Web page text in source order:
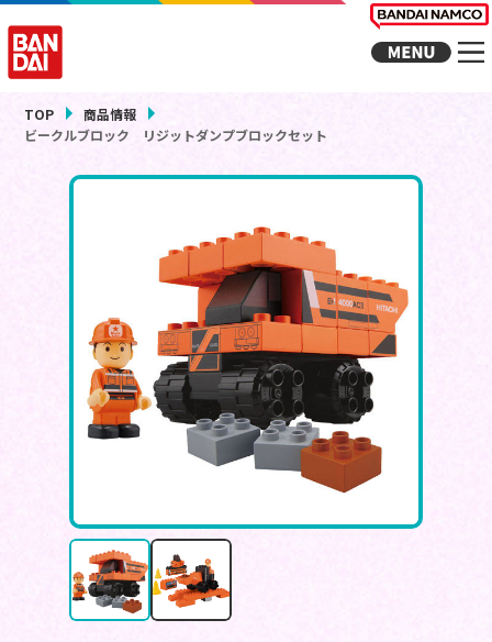
TOP
商品情報
ビークルブロック リジットダンプブロックセット